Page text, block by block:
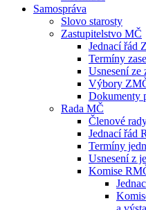
Samospráva
Slovo starosty
Zastupitelstvo MČ
Jednací řád
Termíny
Usnesení ze
Výbory
Dokumenty
Rada MČ
Členové
Jednací řád
Termíny
Usnesení z
Komise